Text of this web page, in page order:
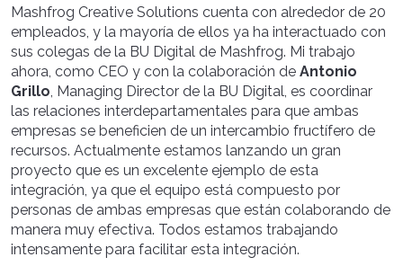
Mashfrog Creative Solutions cuenta con alrededor de 20
empleados, y la mayoría de ellos ya ha interactuado con
sus colegas de la BU Digital de Mashfrog. Mi trabajo
ahora, como CEO y con la colaboración de Antonio
Grillo, Managing Director de la BU Digital, es coordinar
las relaciones interdepartamentales para que ambas
empresas se beneficien de un intercambio fructífero de
recursos. Actualmente estamos lanzando un gran
proyecto que es un excelente ejemplo de esta
integración, ya que el equipo está compuesto por
personas de ambas empresas que están colaborando de
manera muy efectiva. Todos estamos trabajando
intensamente para facilitar esta integración.